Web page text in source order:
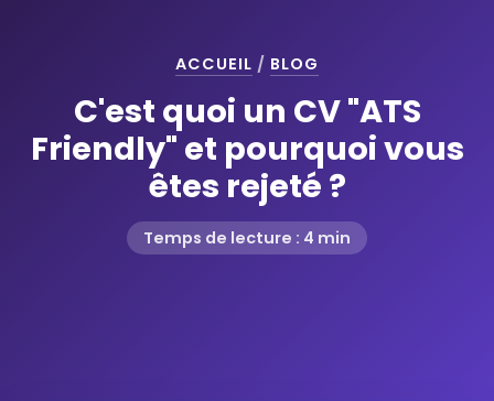
ACCUEIL / BLOG
C'est quoi un CV "ATS
Friendly" et pourquoi vous
êtes rejeté ?
Temps de lecture : 4 min